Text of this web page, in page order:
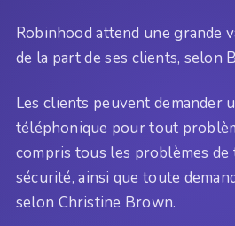
Robinhood attend une grande
de la part de ses clients, selon
Les clients peuvent demander
téléphonique pour tout
compris tous les problèmes de
sécurité, ainsi que toute
selon Christine Brown.